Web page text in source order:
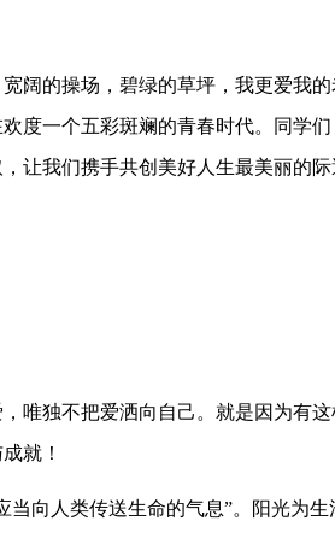
阔的操场，碧绿的草坪，我更爱我
度一个五彩斑斓的青春时代。同学
让我们携手共创美好人生最美丽的
唯独不把爱洒向自己。就是因为有
就！
当向人类传送生命的气息”。阳光为